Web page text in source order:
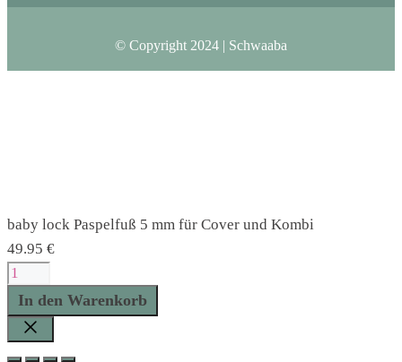
© Copyright 2024 | Schwaaba
baby lock Paspelfuß 5 mm für Cover und Kombi
49.95 €
baby
lock
Paspelfuß
5
In den Warenkorb
Schließen